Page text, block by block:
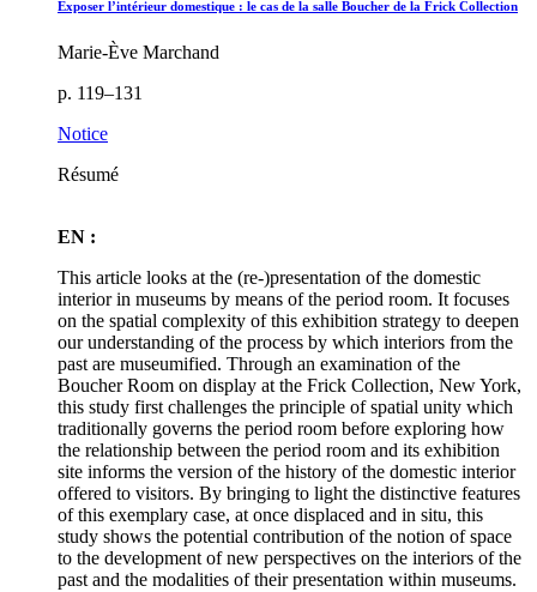
Exposer l’intérieur domestique : le cas de la salle Boucher de la Frick Collection
Marie-Ève Marchand
p. 119–131
Notice
Résumé
EN :
This article looks at the (re-)presentation of the domestic
interior in museums by means of the period room. It focuses
on the spatial complexity of this exhibition strategy to deepen
our understanding of the process by which interiors from the
past are museumified. Through an examination of the
Boucher Room on display at the Frick Collection, New York,
this study first challenges the principle of spatial unity which
traditionally governs the period room before exploring how
the relationship between the period room and its exhibition
site informs the version of the history of the domestic interior
offered to visitors. By bringing to light the distinctive features
of this exemplary case, at once displaced and in situ, this
study shows the potential contribution of the notion of space
to the development of new perspectives on the interiors of the
past and the modalities of their presentation within museums.